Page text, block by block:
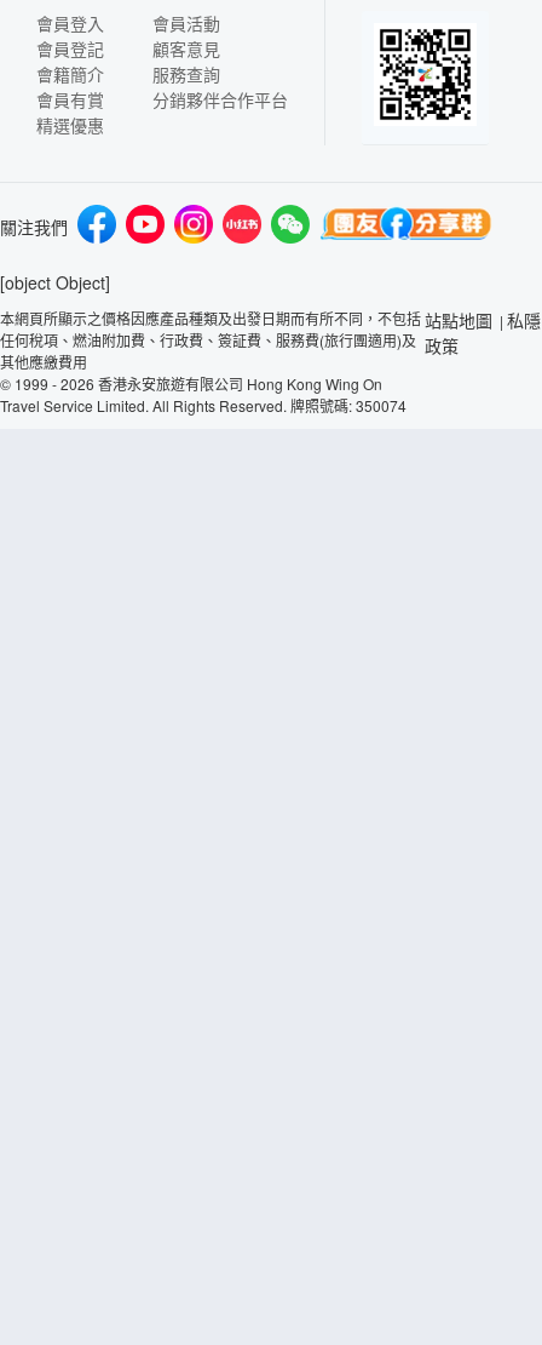
會員登入
會員登記
會籍簡介
會員有賞
精選優惠
會員活動
顧客意見
服務查詢
分銷夥伴合作平台
關注我們
[object Object]
本網頁所顯示之價格因應產品種類及出發日期而有所不同，不包括
任何稅項、燃油附加費、行政費、簽証費、服務費(旅行團適用)及
其他應繳費用
© 1999 - 2026 香港永安旅遊有限公司 Hong Kong Wing On
Travel Service Limited. All Rights Reserved. 牌照號碼: 350074
站點地圖 | 私隱
政策